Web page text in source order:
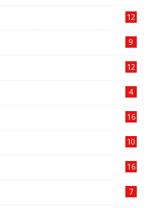
12
9
12
4
16
10
16
7